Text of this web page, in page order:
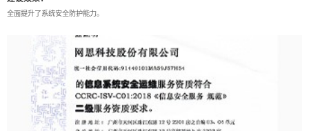
全面提升了系统安全防护能力。